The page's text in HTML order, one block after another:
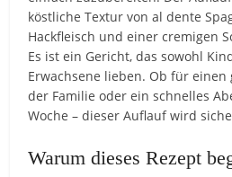
köstliche Textur von al dente
Hackfleisch und einer cremigen
Es ist ein Gericht, das sowohl
Erwachsene lieben. Ob für
der Familie oder ein schnelles
Woche – dieser Auflauf wird
Warum dieses Rezept